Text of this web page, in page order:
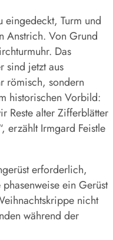
eingedeckt, Turm und
Anstrich. Von Grund
Das
sind jetzt aus
römisch, sondern
historischen Vorbild:
Reste alter Zifferblätter
erzählt Irmgard Feistle
erforderlich,
ein Gerüst
nicht
während der